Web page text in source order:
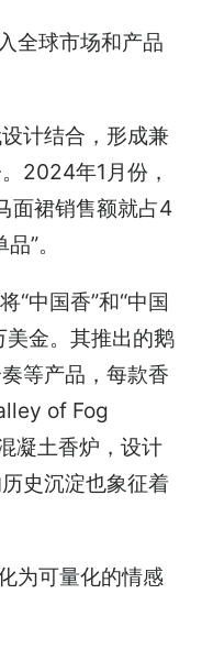
全球市场和产品
计结合，形成兼
2024年1月份，
面裙销售额就占4
”。
“中国香”和“中国
金。其推出的鹅
等产品，每款香
of Fog
凝土香炉，设计
史沉淀也象征着
为可量化的情感